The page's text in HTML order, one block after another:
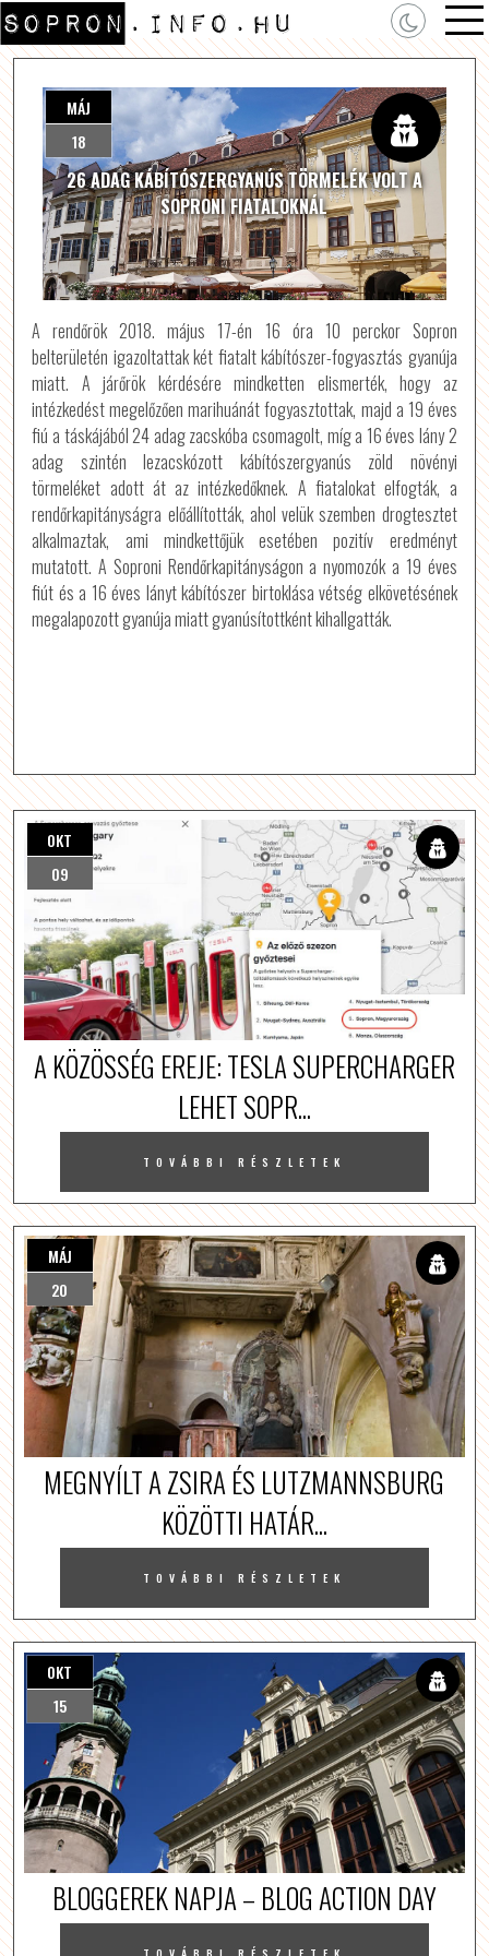
26 ADAG KÁBÍTÓSZERGYANÚS TÖRMELÉK VOLT A
SOPRONI FIATALOKNÁL
MÁJ
18
A rendőrök 2018. május 17-én 16 óra 10 perckor Sopron
belterületén igazoltattak két fiatalt kábítószer-fogyasztás gyanúja
miatt. A járőrök kérdésére mindketten elismerték, hogy az
intézkedést megelőzően marihuánát fogyasztottak, majd a 19 éves
fiú a táskájából 24 adag zacskóba csomagolt, míg a 16 éves lány 2
adag szintén lezacskózott kábítószergyanús zöld növényi
törmeléket adott át az intézkedőknek. A fiatalokat elfogták, a
rendőrkapitányságra előállították, ahol velük szemben drogtesztet
alkalmaztak, ami mindkettőjük esetében pozitív eredményt
mutatott.A Soproni Rendőrkapitányságon a nyomozók a 19 éves
fiút és a 16 éves lányt kábítószer birtoklása vétség elkövetésének
megalapozott gyanúja miatt gyanúsítottként kihallgatták.
OKT
09
A KÖZÖSSÉG EREJE: TESLA SUPERCHARGER
LEHET SOPR...
TOVÁBBI RÉSZLETEK
MÁJ
20
MEGNYÍLT A ZSIRA ÉS LUTZMANNSBURG
KÖZÖTTI HATÁR...
TOVÁBBI RÉSZLETEK
OKT
15
BLOGGEREK NAPJA – BLOG ACTION DAY